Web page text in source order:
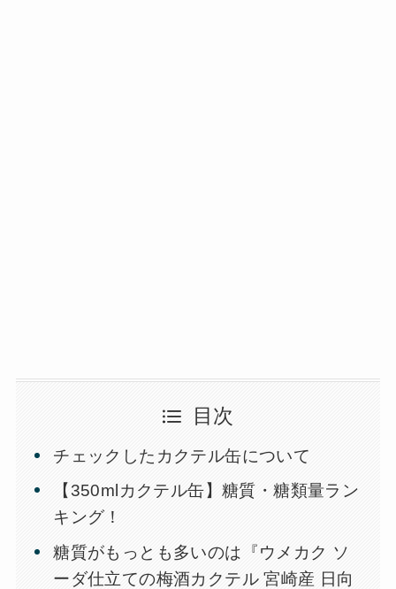
目次
チェックしたカクテル缶について
【350mlカクテル缶】糖質・糖類量ラン
キング！
糖質がもっとも多いのは『ウメカク ソ
ーダ仕立ての梅酒カクテル 宮崎産 日向